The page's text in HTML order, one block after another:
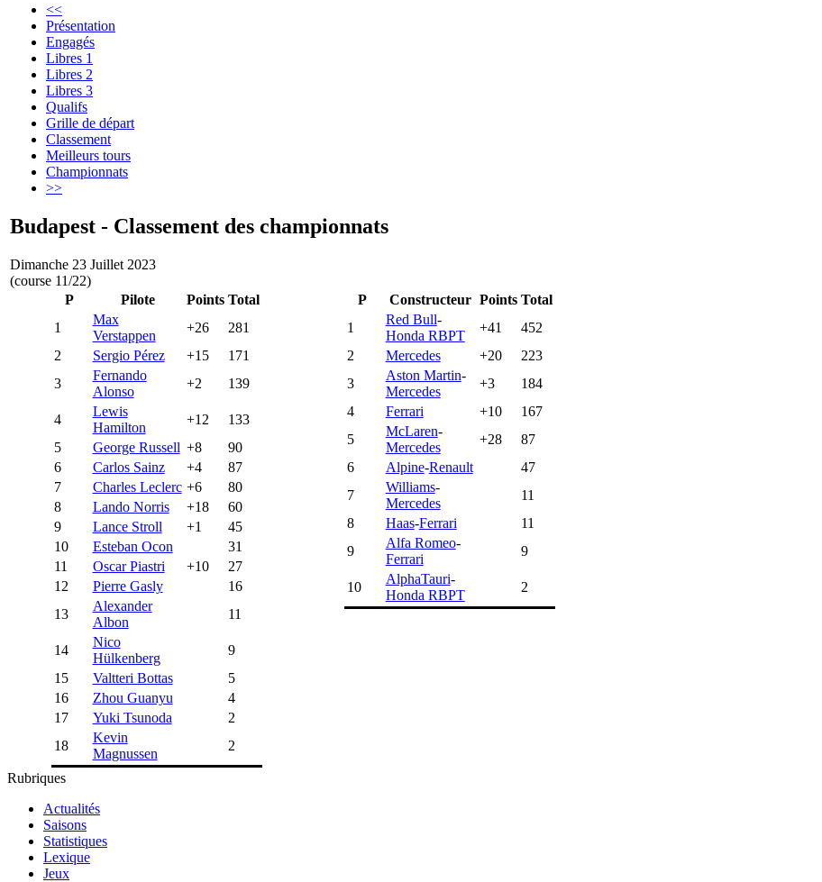
<<
Présentation
Engagés
Libres 1
Libres 2
Libres 3
Qualifs
Grille de départ
Classement
Meilleurs tours
Championnats
>>
Budapest - Classement des championnats
Dimanche 23 Juillet 2023
(course 11/22)
P
Pilote Points Total
1
Max
Verstappen
+26
281
2
Sergio Pérez +15
171
3
Fernando
Alonso
+2 139
4
Lewis
Hamilton
+12
133
5
George Russell +8
90
6
Carlos Sainz +4
87
7
Charles Leclerc +6
80
8
Lando Norris +18
60
9
Lance Stroll +1
45
10
Esteban Ocon
31
11
Oscar Piastri +10
27
12
Pierre Gasly
16
13
Alexander
Albon
11
14
Nico
Hülkenberg
9
15
Valtteri Bottas
5
16
Zhou Guanyu
4
17
Yuki Tsunoda
2
18
Kevin
Magnussen
2
P Constructeur Points Total
1
Red Bull-
Honda RBPT
+41
452
2
Mercedes +20
223
3
Aston Martin-
Mercedes
+3
184
4
Ferrari +10
167
5
McLaren-
Mercedes
+28
87
6
Alpine-Renault
47
7
Williams-
Mercedes
11
8
Haas-Ferrari
11
9
Alfa Romeo-
Ferrari
9
10
AlphaTauri-
Honda RBPT
2
Rubriques
Actualités
Saisons
Statistiques
Lexique
Jeux